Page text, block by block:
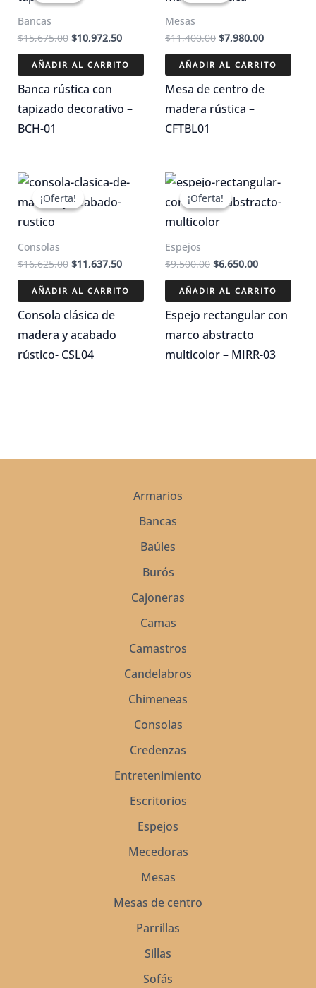
Bancas
$15,675.00 El
original
era:
$15,675.00.
$10,972.50El
actual
es:
$10,972.50.
AÑADIR AL CARRITO
Banca rústica con
tapizado decorativo –
BCH-01
Mesas
$11,400.00 El
original
era:
$11,400.00.
$7,980.00El
actual
es:
$7,980.00.
AÑADIR AL CARRITO
Mesa de centro de
madera rústica –
CFTBL01
¡Oferta!
¡Oferta!
Consolas
$16,625.00 El
original
era:
$16,625.00.
$11,637.50El
actual
es:
$11,637.50.
AÑADIR AL CARRITO
Consola clásica de
madera y acabado
rústico- CSL04
¡Oferta!
¡Oferta!
Espejos
$9,500.00 El
original
era:
$9,500.00.
$6,650.00El
actual
es:
$6,650.00.
AÑADIR AL CARRITO
Espejo rectangular con
marco abstracto
multicolor – MIRR-03
Armarios
Bancas
Baúles
Burós
Cajoneras
Camas
Camastros
Candelabros
Chimeneas
Consolas
Credenzas
Entretenimiento
Escritorios
Espejos
Mecedoras
Mesas
Mesas de centro
Parrillas
Sillas
Sofás